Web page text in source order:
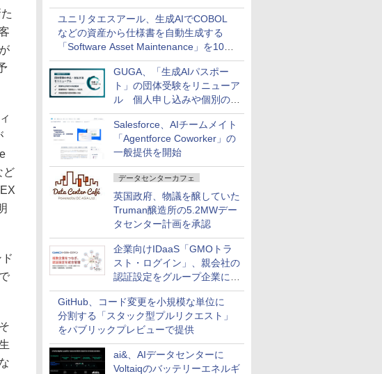
ファイナンス戦略
ユニリタエスアール、生成AIでCOBOL
などの資産から仕様書を自動生成する
「Software Asset Maintenance」を10月
に発売
GUGA、「生成AIパスポー
ト」の団体受験をリニューア
ル 個人申し込みや個別の支
払いなどに対応
Salesforce、AIチームメイト
「Agentforce Coworker」の
一般提供を開始
データセンターカフェ
英国政府、物議を醸していた
Truman醸造所の5.2MWデー
タセンター計画を承認
企業向けIDaaS「GMOトラ
スト・ログイン」、親会社の
認証設定をグループ企業に展
開できる新機能を提供
GitHub、コード変更を小規模な単位に
分割する「スタック型プルリクエスト」
をパブリックプレビューで提供
ai&、AIデータセンターに
Voltaiqのバッテリーエネルギ
ど